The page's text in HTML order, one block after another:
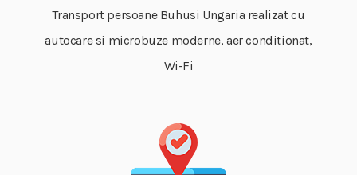
Transport persoane Buhusi Ungaria realizat cu
autocare si microbuze moderne, aer conditionat,
Wi-Fi